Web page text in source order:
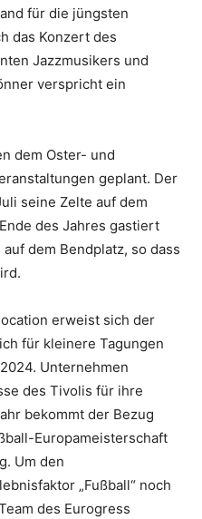
für die jüngsten
das Konzert des
Jazzmusikers und
verspricht ein
dem Oster- und
geplant. Der
seine Zelte auf dem
des Jahres gastiert
dem Bendplatz, so dass
erweist sich der
für kleinere Tagungen
Unternehmen
des Tivolis für ihre
bekommt der Bezug
Europameisterschaft
Um den
„Fußball“ noch
des Eurogress